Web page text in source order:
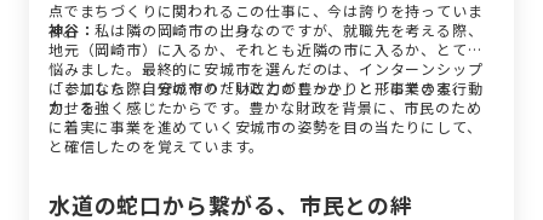
点でまちづくりに関われるこの仕事に、今は誇りを持っていま
す。
神谷：私は隣の岡崎市の出身なのですが、就職先を考える際、
地元（岡崎市）に入るか、それとも近隣の市に入るか、とても
悩みました。最終的に安城市を選んだのは、インターンシップ
に参加した際、安城市の「財政力の豊かさ」と「事業の実行
力」を強く感じたからです。豊かな財政を背景に、市民のため
に着実に事業を進めていく安城市の姿勢を目の当たりにして、
「ここなら、自分のやりたいことがしっかりと形にできる、動
かせる」
と確信したのを覚えています。
水道の蛇口から繋がる、市民との絆